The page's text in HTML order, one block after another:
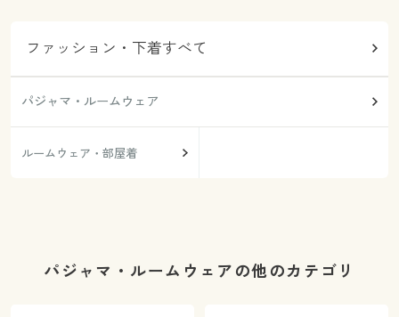
ファッション・下着すべて
パジャマ・ルームウェア
ルームウェア・部屋着
パジャマ・ルームウェアの他のカテゴリ